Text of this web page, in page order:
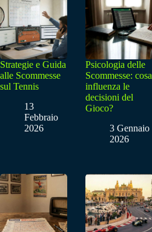
Strategie e Guida
alle Scommesse
sul Tennis
13
Febbraio
2026
Psicologia delle
Scommesse: cosa
influenza le
decisioni del
Gioco?
3 Gennaio
2026